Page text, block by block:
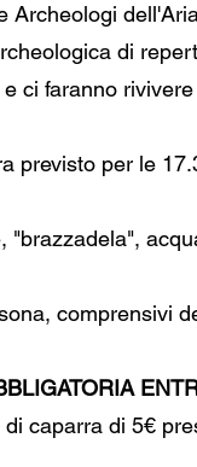
Archeologi
di
ci faranno
previsto per le
"brazzadela",
comprensivi
caparra di 5€